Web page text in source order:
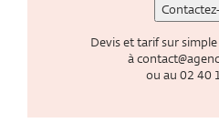
Devis et tarif sur
à
ou au 02 40